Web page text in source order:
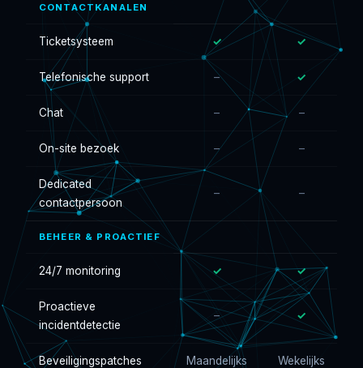
CONTACTKANALEN
Ticketsysteem ✓ ✓
Telefonische support – ✓
Chat – –
On-site bezoek – –
Dedicated
contactpersoon
– –
BEHEER & PROACTIEF
24/7 monitoring ✓ ✓
Proactieve
incidentdetectie
– ✓
Beveiligingspatches Maandelijks Wekelijks